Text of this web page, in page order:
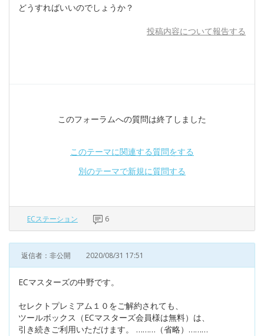
どうすればいいのでしょうか？
投稿内容について報告する
このフォーラムへの質問は終了しました
このテーマに関連する質問をする
別のテーマで新規に質問する
ECステーション 6
返信者：非公開 2020/08/31 17:51
ECマスターズの中野です。
セレクトプレミアム１０をご解約されても、
ツールボックス（ECマスターズ会員様は無料）は、
引き続きご利用いただけます。 ………（省略）………